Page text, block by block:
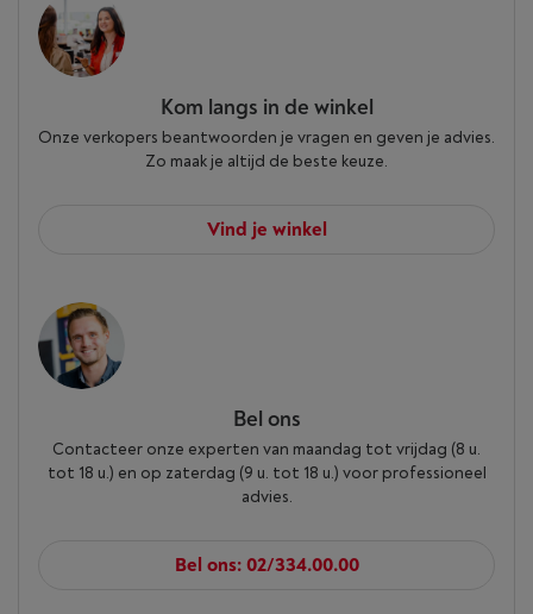
Kom langs in de winkel
Onze verkopers beantwoorden je vragen en geven je advies.
Zo maak je altijd de beste keuze.
Vind je winkel
Bel ons
Contacteer onze experten van maandag tot vrijdag (8 u.
tot 18 u.) en op zaterdag (9 u. tot 18 u.) voor professioneel
advies.
Bel ons: 02/334.00.00